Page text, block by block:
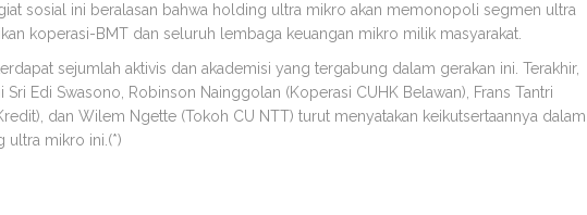
sosial ini beralasan bahwa holding ultra mikro akan memonopoli segmen ultra
koperasi-BMT dan seluruh lembaga keuangan mikro milik masyarakat.
sejumlah aktivis dan akademisi yang tergabung dalam gerakan ini. Terakhir,
Edi Swasono, Robinson Nainggolan (Koperasi CUHK Belawan), Frans Tantri
dan Wilem Ngette (Tokoh CU NTT) turut menyatakan keikutsertaannya dalam
ultra mikro ini.(*)